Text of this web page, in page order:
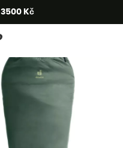
3500 Kč